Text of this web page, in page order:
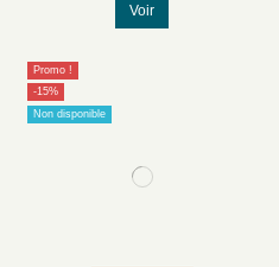
Voir
Promo !
-15%
Non disponible